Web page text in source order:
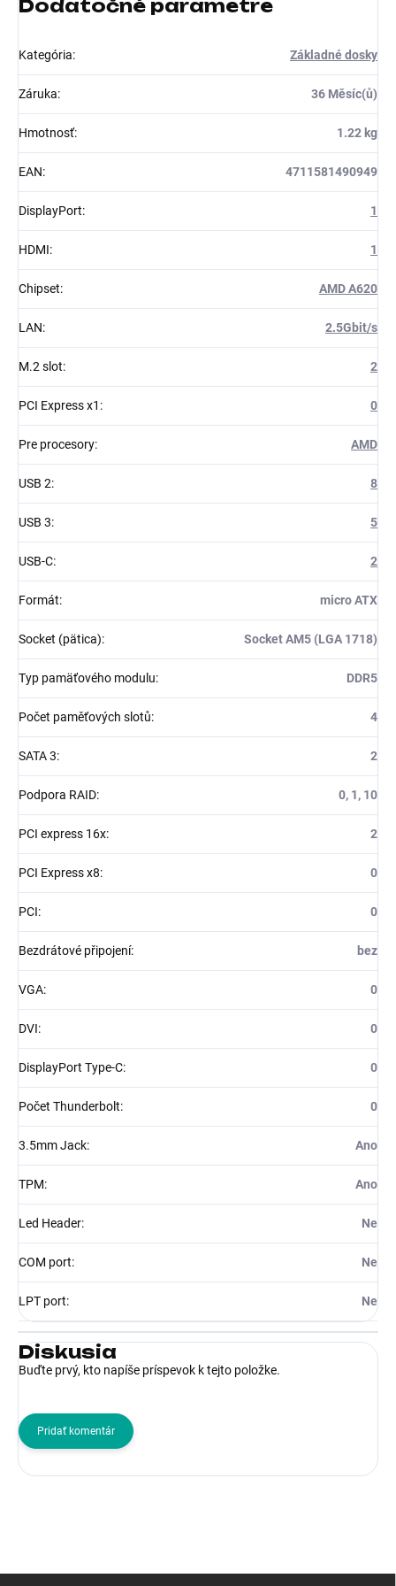
Dodatočné parametre
Kategória: Základné dosky
Záruka: 36 Měsíc(ů)
Hmotnosť: 1.22 kg
EAN: 4711581490949
DisplayPort: 1
HDMI: 1
Chipset: AMD A620
LAN: 2.5Gbit/s
M.2 slot: 2
PCI Express x1 : 0
Pre procesory: AMD
USB 2: 8
USB 3: 5
USB-C: 2
Formát: micro ATX
Socket (pätica): Socket AM5 (LGA 1718)
Typ pamäťového modulu: DDR5
Počet paměťových slotů: 4
SATA 3: 2
Podpora RAID: 0, 1, 10
PCI express 16x: 2
PCI Express x8: 0
PCI: 0
Bezdrátové připojení: bez
VGA: 0
DVI: 0
DisplayPort Type-C: 0
Počet Thunderbolt: 0
3.5mm Jack: Ano
TPM: Ano
Led Header: Ne
COM port: Ne
LPT port: Ne
Diskusia
Buďte prvý, kto napíše príspevok k tejto položke.
Pridať komentár